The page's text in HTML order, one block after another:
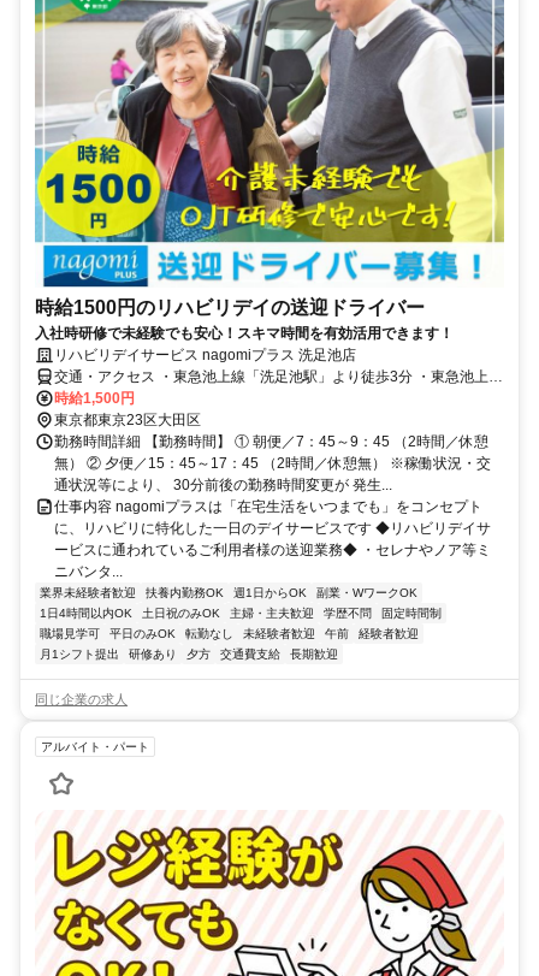
時給1500円のリハビリデイの送迎ドライバー
入社時研修で未経験でも安心！スキマ時間を有効活用できます！
リハビリデイサービス nagomiプラス 洗足池店
交通・アクセス ・東急池上線「洗足池駅」より徒歩3分 ・東急池上線
「長原駅」より徒歩5分 ・東急大井町線「北千束駅」より徒歩9分
時給1,500円
東京都東京23区大田区
勤務時間詳細 【勤務時間】 ① 朝便／7：45～9：45 （2時間／休憩
無） ② 夕便／15：45～17：45 （2時間／休憩無） ※稼働状況・交
通状況等により、 30分前後の勤務時間変更が 発生...
仕事内容 nagomiプラスは「在宅生活をいつまでも」をコンセプト
に、リハビリに特化した一日のデイサービスです ◆リハビリデイサ
ービスに通われているご利用者様の送迎業務◆ ・セレナやノア等ミ
ニバンタ...
業界未経験者歓迎 扶養内勤務OK 週1日からOK
副業・WワークOK
1日4時間以内OK
土日祝のみOK 主婦・主夫歓迎 学歴不問
固定時間制
職場見学可
平日のみOK 転勤なし 未経験者歓迎 午前
経験者歓迎
月1シフト提出
研修あり 夕方 交通費支給 長期歓迎
同じ企業の求人
アルバイト・パート